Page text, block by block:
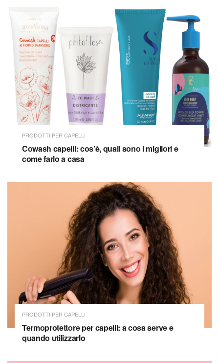
PRODOTTI PER CAPELLI
Cowash capelli: cos’è, quali sono i migliori e
come farlo a casa
PRODOTTI PER CAPELLI
Termoprotettore per capelli: a cosa serve e
quando utilizzarlo